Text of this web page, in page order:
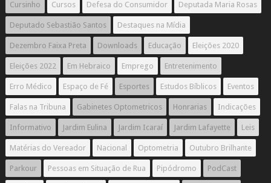
Cursinho Cursos Defesa do Consumidor Deputada Maria Rosas
Deputado Sebastião Santos Destaques na Mídia
Dezembro Faixa Preta Downloads Educação Eleições 2020
Eleições 2022 Em Hebraico Emprego Entretenimento
Erro Médico Espaço de Fé Esportes Estudos Bíblicos Eventos
Falas na Tribuna Gabinetes Optometricos Honrarias Indicações
Informativo Jardim Eulina Jardim Icaraí Jardim Lafayette Leis
Matérias do Vereador Nacional Optometria Outubro Brilhante
Parkour Pessoas em Situação de Rua Pipódromo PodCast